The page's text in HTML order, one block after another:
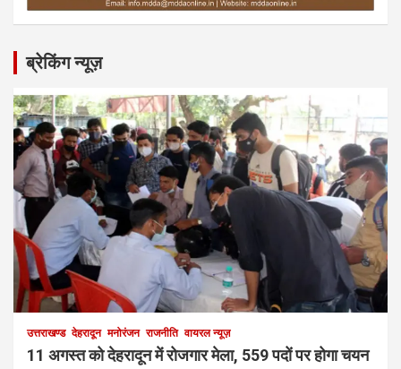
ब्रेकिंग न्यूज़
उत्तराखण्ड देहरादून मनोरंजन राजनीति वायरल न्यूज़
11 अगस्त को देहरादून में रोजगार मेला, 559 पदों पर होगा चयन